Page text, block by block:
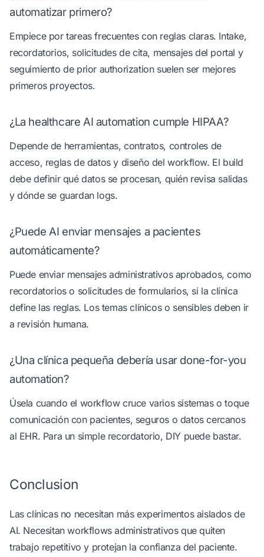
automatizar primero?
Empiece por tareas frecuentes con reglas claras. Intake,
recordatorios, solicitudes de cita, mensajes del portal y
seguimiento de prior authorization suelen ser mejores
primeros proyectos.
¿La healthcare AI automation cumple HIPAA?
Depende de herramientas, contratos, controles de
acceso, reglas de datos y diseño del workflow. El build
debe definir qué datos se procesan, quién revisa salidas
y dónde se guardan logs.
¿Puede AI enviar mensajes a pacientes
automáticamente?
Puede enviar mensajes administrativos aprobados, como
recordatorios o solicitudes de formularios, si la clínica
define las reglas. Los temas clínicos o sensibles deben ir
a revisión humana.
¿Una clínica pequeña debería usar done-for-you
automation?
Úsela cuando el workflow cruce varios sistemas o toque
comunicación con pacientes, seguros o datos cercanos
al EHR. Para un simple recordatorio, DIY puede bastar.
Conclusion
Las clínicas no necesitan más experimentos aislados de
AI. Necesitan workflows administrativos que quiten
trabajo repetitivo y protejan la confianza del paciente.